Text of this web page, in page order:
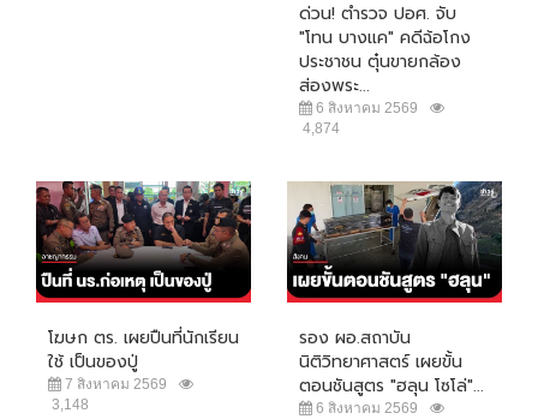
ด่วน! ตำรวจ ปอศ. จับ
"โทน บางแค" คดีฉ้อโกง
ประชาชน ตุ๋นขายกล้อง
ส่องพระ...
6 สิงหาคม 2569
4,874
โฆษก ตร. เผยปืนที่นักเรียน
ใช้ เป็นของปู่
7 สิงหาคม 2569
3,148
รอง ผอ.สถาบัน
นิติวิทยาศาสตร์ เผยขั้น
ตอนชันสูตร "ฮลุน โซโล่"...
6 สิงหาคม 2569